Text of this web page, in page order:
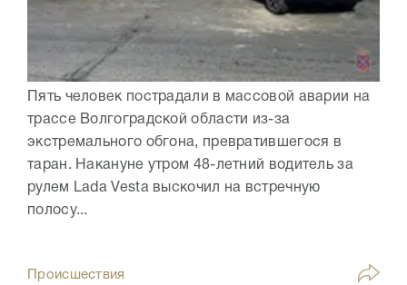
Пять человек пострадали в массовой аварии на
трассе Волгоградской области из-за
экстремального обгона, превратившегося в
таран. Накануне утром 48-летний водитель за
рулем Lada Vesta выскочил на встречную
полосу...
Происшествия